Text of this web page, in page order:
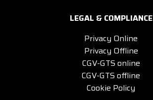
LEGAL & COMPLIANCE
Privacy Online
Privacy Offline
CGV-GTS online
CGV-GTS offline
Cookie Policy